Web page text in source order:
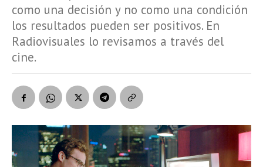
como una decisión y no como una condición
los resultados pueden ser positivos. En
Radiovisuales lo revisamos a través del
cine.